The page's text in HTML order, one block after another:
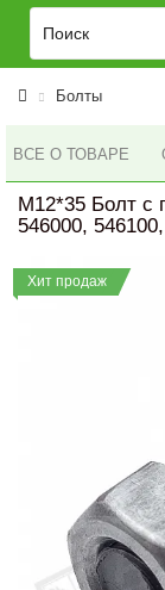
Болты
ВСЕ О ТОВАРЕ
M12*35 Болт с
546000,
Хит продаж